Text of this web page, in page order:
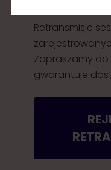
Retransmisje
Zapraszamy do
gwarantuje